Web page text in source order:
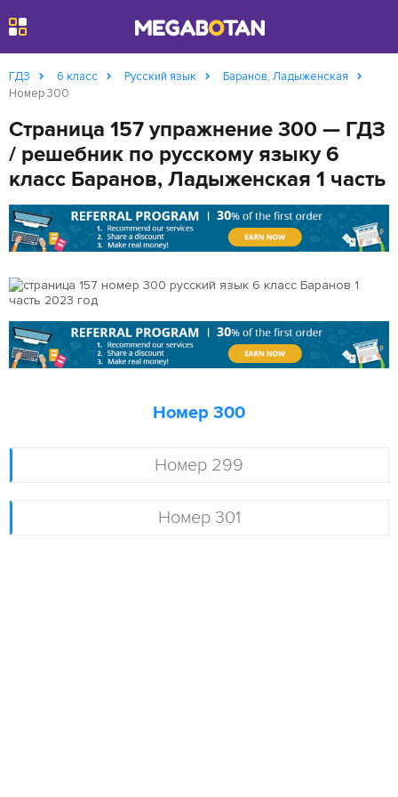
ГДЗ 6 класс Русский язык
Баранов, Ладыженская
Номер 300
Страница 157 упражнение 300 — ГДЗ
/ решебник по русскому языку 6
класс Баранов, Ладыженская 1 часть
Номер 299
Номер 301
Номер 300